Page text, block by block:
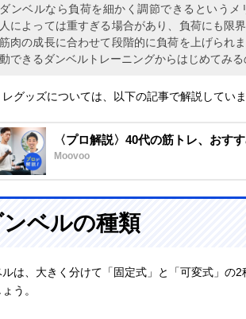
ンベルなら負荷を細かく調節できるという
によっては重すぎる場合があり、負荷にも限
肉の成長に合わせて段階的に負荷を上げられ
できるダンベルトレーニングからはじめてみる
グッズについては、以下の記事で解説していま
〈プロ解説〉40代の筋トレ、おす
Moovoo
ンベルの種類
ルは、大きく分けて「固定式」と「可変式」の
う。